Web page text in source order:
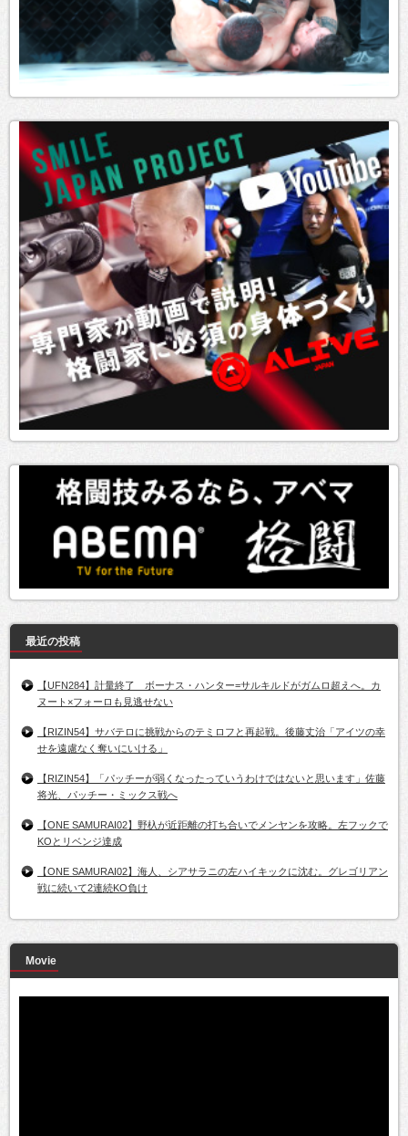
最近の投稿
【UFN284】計量終了 ボーナス・ハンター=サルキルドがガムロ超えへ。カ
ヌート×フォーロも見逃せない
【RIZIN54】サバテロに挑戦からのテミロフと再起戦。後藤丈治「アイツの幸
せを遠慮なく奪いにいける」
【RIZIN54】「パッチーが弱くなったっていうわけではないと思います」佐藤
将光、パッチー・ミックス戦へ
【ONE SAMURAI02】野杁が近距離の打ち合いでメンヤンを攻略。左フックで
KOとリベンジ達成
【ONE SAMURAI02】海人、シアサラニの左ハイキックに沈む。グレゴリアン
戦に続いて2連続KO負け
Movie